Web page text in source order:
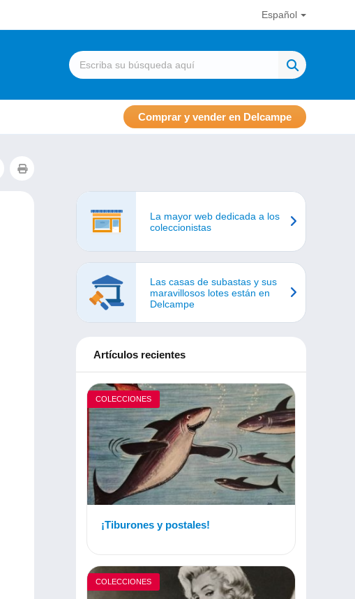
Español
Comprar y vender en Delcampe
La mayor web dedicada a los
coleccionistas
Las casas de subastas y sus
maravillosos lotes están en
Delcampe
Artículos recientes
COLECCIONES
¡Tiburones y postales!
COLECCIONES